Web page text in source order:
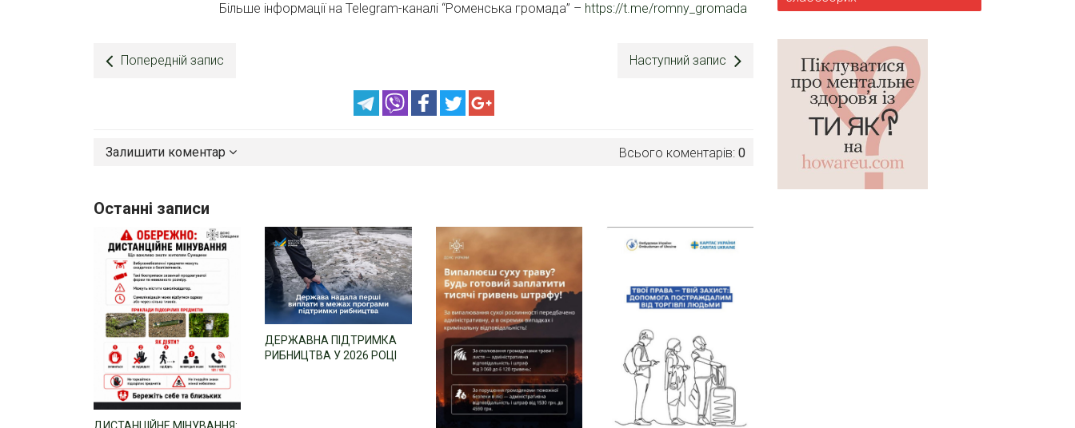
Більше інформації на Telegram-каналі “Роменська громада” – https://t.me/romny_gromada
Попередній запис Наступний запис
Всього коментарів: 0
Залишити коментар
Останні записи
ДЕРЖАВНА ПІДТРИМКА
РИБНИЦТВА У 2026 РОЦІ